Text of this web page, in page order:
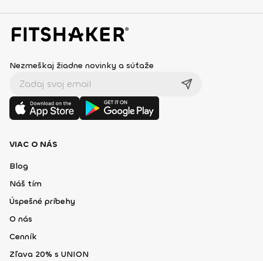
Nezmeškaj žiadne novinky a súťaže
VIAC O NÁS
Blog
Náš tím
Úspešné príbehy
O nás
Cenník
Zľava 20% s UNION